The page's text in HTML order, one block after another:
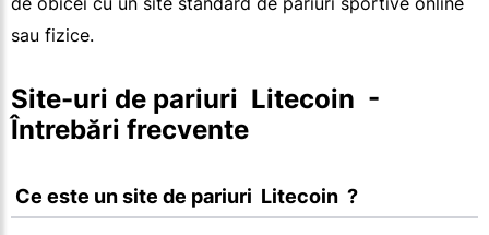
sau fizice.
Site-uri de pariuri  Litecoin  -
Întrebări frecvente
Ce este un site de pariuri  Litecoin  ?